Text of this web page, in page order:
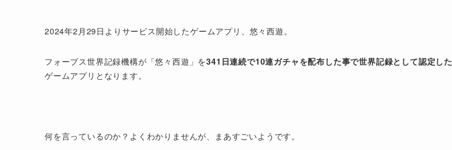
2024年2月29日よりサービス開始したゲームアプリ、悠々西遊。
フォーブス世界記録機構が「悠々西遊」を341日連続で10連ガチャを配布した事で世界記録として認定した
ゲームアプリとなります。
何を言っているのか？よくわかりませんが、まあすごいようです。